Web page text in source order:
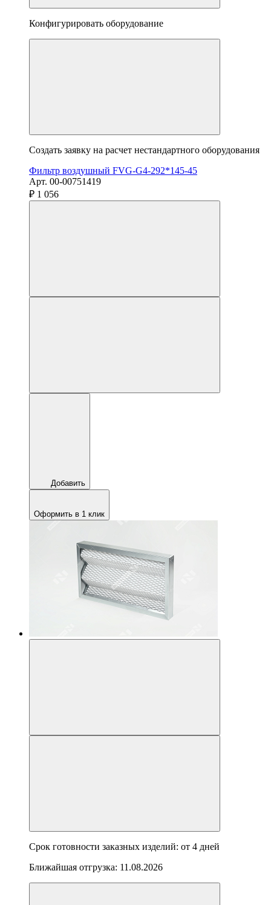
Конфигурировать оборудование
Создать заявку на расчет нестандартного оборудования
Фильтр воздушный FVG-G4-292*145-45
Арт. 00-00751419
₽ 1 056
Добавить
Оформить в 1 клик
Срок готовности заказных изделий: от 4 дней
Ближайшая отгрузка: 11.08.2026